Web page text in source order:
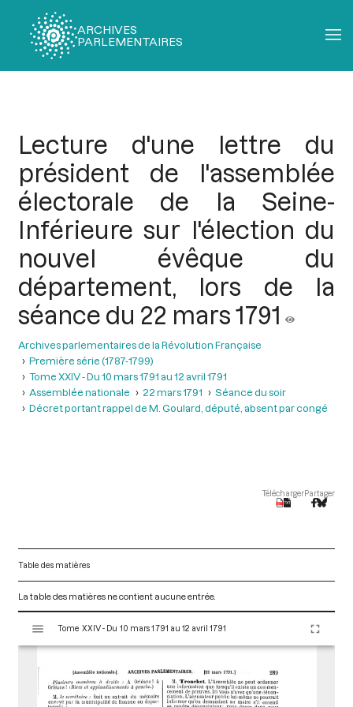
ARCHIVES
PARLEMENTAIRES
Lecture d'une lettre du
président de l'assemblée
électorale de la Seine-
Inférieure sur l'élection du
nouvel évêque du
département, lors de la
séance du 22 mars 1791
Archives parlementaires de la Révolution Française
Première série (1787-1799)
Tome XXIV - Du 10 mars 1791 au 12 avril 1791
Assemblée nationale
22 mars 1791
Séance du soir
Décret portant rappel de M. Goulard, député, absent par congé
TéléchargerPartager
Table des matières
La table des matières ne contient aucune entrée.
s
Tome XXIV - Du 10 mars 1791 au 12 avril 1791